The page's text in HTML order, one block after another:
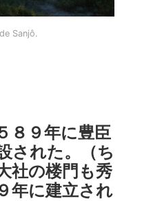
Sanjô.
８９年に豊臣
された。（ち
社の楼門も秀
年に建立され